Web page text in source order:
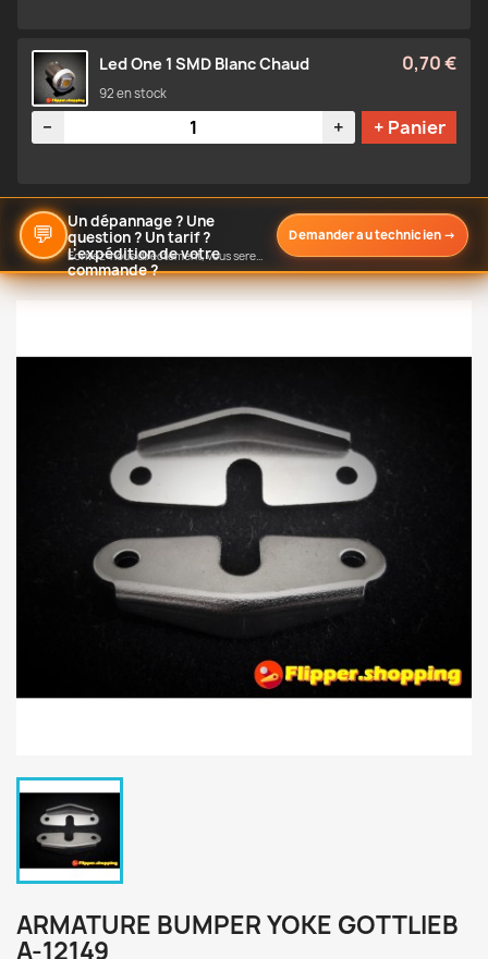
Led One 1 SMD Blanc Chaud 0,70 €
92 en stock
− + + Panier
💬
Un dépannage ? Une
question ? Un tarif ?
L'expédition de votre
commande ?
Écrivez-nous directement, vous serez notifié de notre réponse
Demander au technicien →
ARMATURE BUMPER YOKE GOTTLIEB
A-12149